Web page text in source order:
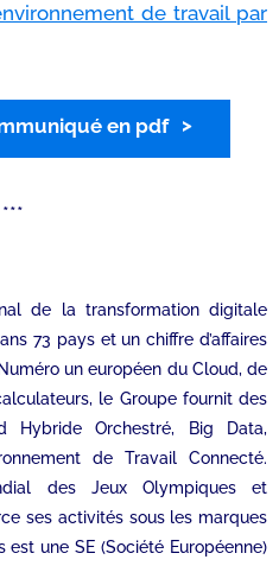
de travail par
en pdf
***
de la transformation digitale
73 pays et un chiffre d’affaires
un européen du Cloud, de
le Groupe fournit des
Hybride Orchestré, Big Data,
de Travail Connecté.
des Jeux Olympiques et
ses activités sous les marques
une SE (Société Européenne)